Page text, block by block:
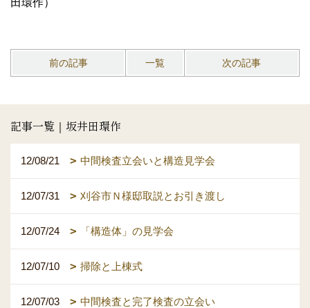
田環作）
前の記事 一覧 次の記事
記事一覧｜坂井田環作
12/08/21 中間検査立会いと構造見学会
12/07/31 刈谷市Ｎ様邸取説とお引き渡し
12/07/24 「構造体」の見学会
12/07/10 掃除と上棟式
12/07/03 中間検査と完了検査の立会い